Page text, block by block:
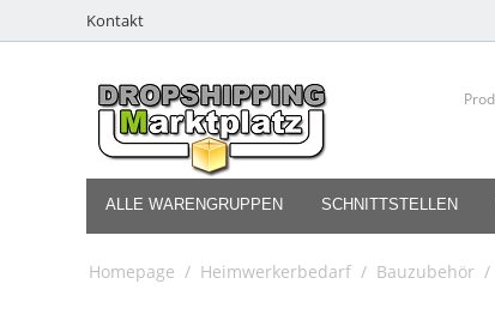
Kontakt
ALLE WARENGRUPPEN SCHNITTSTELLEN
Homepage / Heimwerkerbedarf / Bauzubehör /